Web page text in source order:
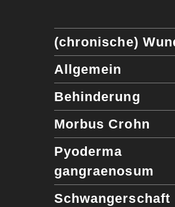
(chronische)
Allgemein
Behinderung
Morbus Crohn
Pyoderma
gangraenosum
Schwangerschaft